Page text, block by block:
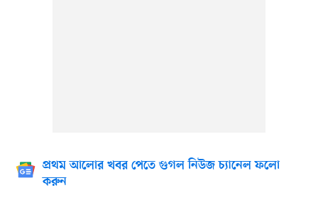
প্রথম আলোর খবর পেতে গুগল নিউজ চ্যানেল ফলো
করুন